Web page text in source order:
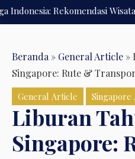
Rekomendasi Wisatawan
Beranda » General Article »
Singapore: Rute &
General Article Singapore
Liburan
Singapore: